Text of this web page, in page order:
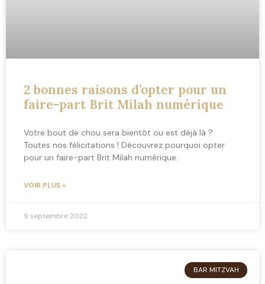
2 bonnes raisons d’opter pour un
faire-part Brit Milah numérique
Votre bout de chou sera bientôt ou est déjà là ?
Toutes nos félicitations ! Découvrez pourquoi opter
pour un faire-part Brit Milah numérique.
VOIR PLUS »
9 septembre 2022
BAR MITZVAH